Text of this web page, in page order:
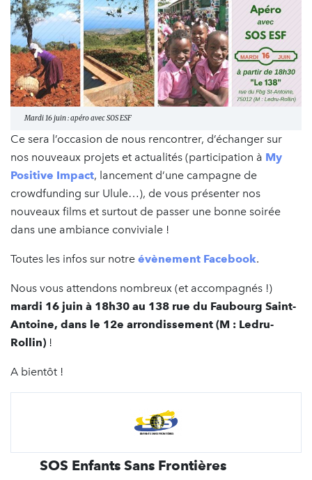
Mardi 16 juin : apéro avec SOS ESF
Ce sera l’occasion de nous rencontrer, d’échanger sur
nos nouveaux projets et actualités (participation à My
Positive Impact, lancement d’une campagne de
crowdfunding sur Ulule…), de vous présenter nos
nouveaux films et surtout de passer une bonne soirée
dans une ambiance conviviale !
Toutes les infos sur notre évènement Facebook.
Nous vous attendons nombreux (et accompagnés !)
mardi 16 juin à 18h30 au 138 rue du Faubourg Saint-
Antoine, dans le 12e arrondissement (M : Ledru-
Rollin) !
A bientôt !
SOS Enfants Sans Frontières